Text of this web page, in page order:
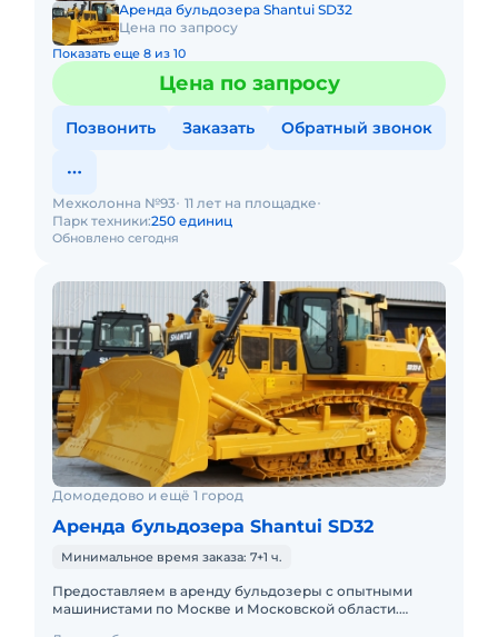
Аренда бульдозера Shantui SD32
Цена по запросу
Показать еще 8 из 10
Цена по запросу
Позвонить Заказать Обратный звонок
Обновлено сегодня
Мехколонна №93 11 лет на площадке
Парк техники:250 единиц
Домодедово и ещё 1 город
Аренда бульдозера Shantui SD32
Минимальное время заказа: 7+1 ч.
Предоставляем в аренду бульдозеры с опытными
машинистами по Москве и Московской области.